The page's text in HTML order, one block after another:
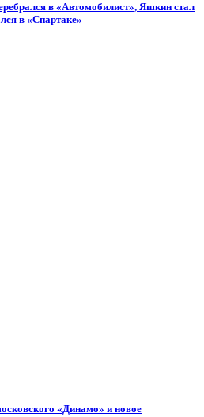
в «Автомобилист», Яшкин стал
в «Спартаке»
«Динамо» и новое